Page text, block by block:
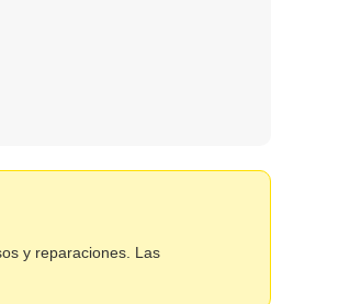
y reparaciones. Las